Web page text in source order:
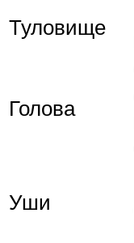
Туловище
Голова
Уши